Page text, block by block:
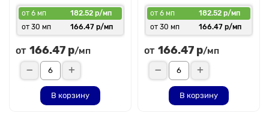
от 6 мп
182.52 р/мп
от 30 мп
166.47 р/мп
от 166.47 р/мп
В корзину
от 6 мп
182.52 р/мп
от 30 мп
166.47 р/мп
от 166.47 р/мп
В корзину